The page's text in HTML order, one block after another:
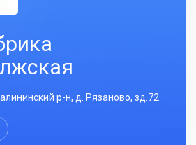
р-н, д. Рязаново, зд.72